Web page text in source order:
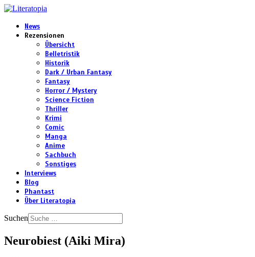
News
Rezensionen
Übersicht
Belletristik
Historik
Dark / Urban Fantasy
Fantasy
Horror / Mystery
Science Fiction
Thriller
Krimi
Comic
Manga
Anime
Sachbuch
Sonstiges
Interviews
Blog
Phantast
Über Literatopia
Suchen
Neurobiest (Aiki Mira)